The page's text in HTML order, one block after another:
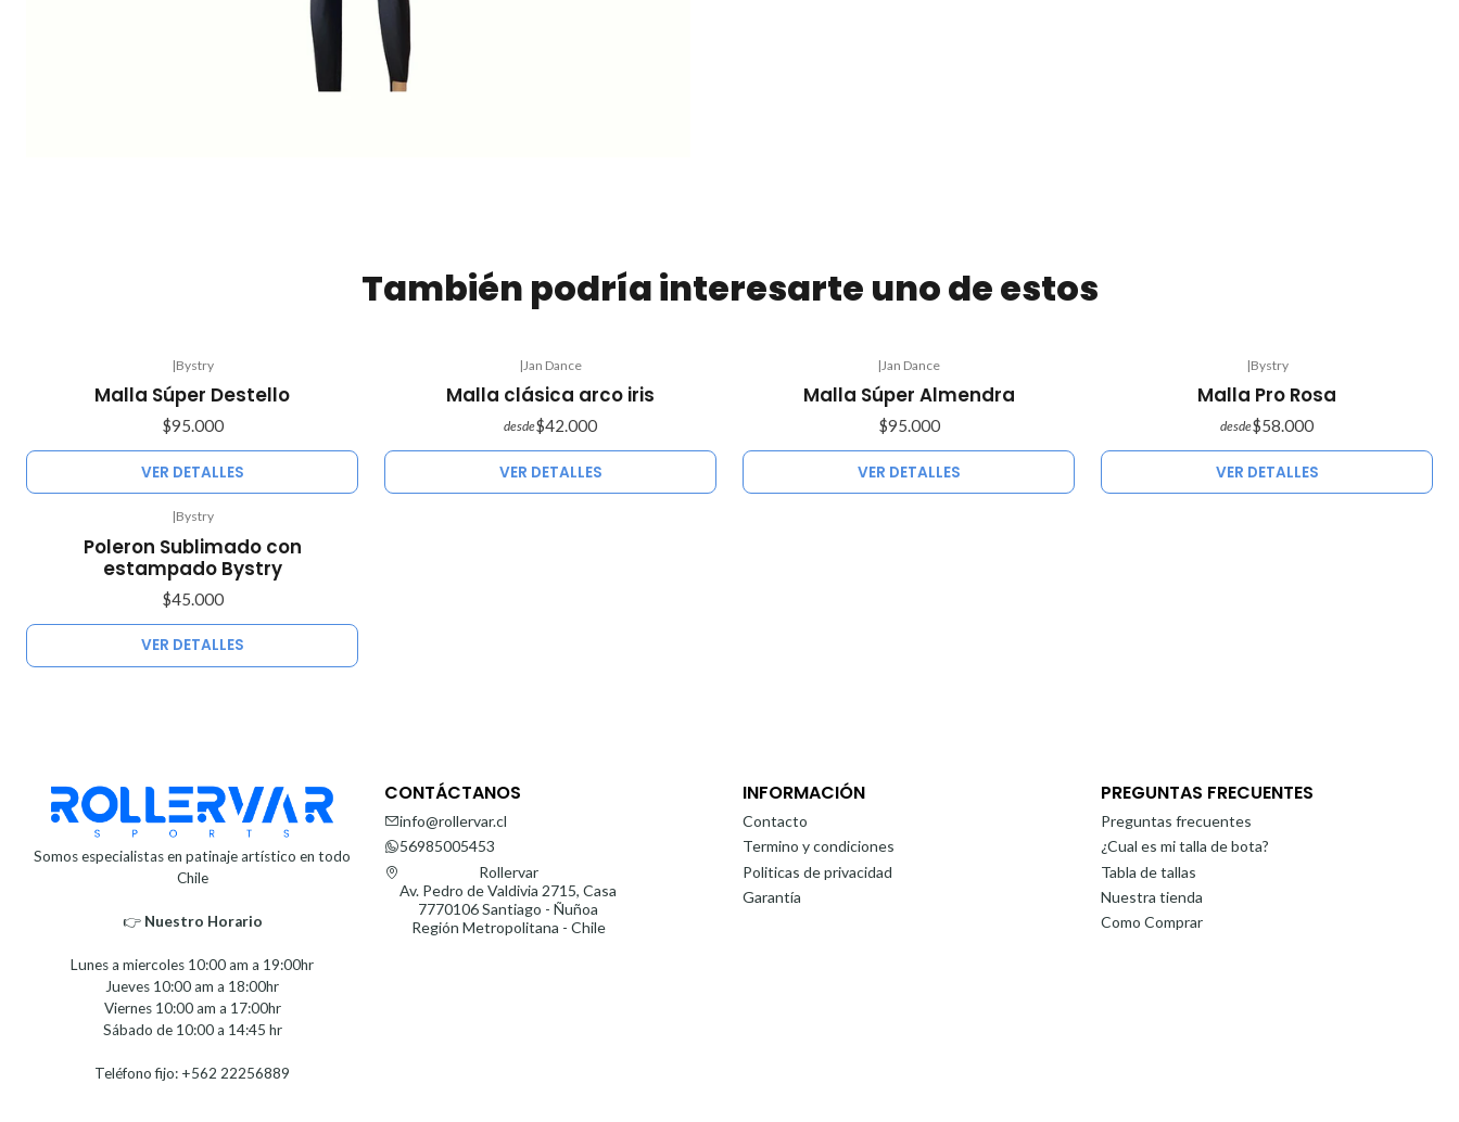
También podría interesarte uno de estos
|Bystry
Malla Súper Destello
$95.000
VER DETALLES
|Jan Dance
Malla clásica arco iris
desde$42.000
VER DETALLES
|Jan Dance
Malla Súper Almendra
$95.000
VER DETALLES
|Bystry
Malla Pro Rosa
desde$58.000
VER DETALLES
|Bystry
Poleron Sublimado con
estampado Bystry
$45.000
VER DETALLES
Somos especialistas en patinaje artístico en todo
Chile
👉 Nuestro Horario⁣⁣
Lunes a miercoles 10:00 am a 19:00hr
Jueves 10:00 am a 18:00hr
Viernes 10:00 am a 17:00hr
Sábado de 10:00 a 14:45 hr
Teléfono fijo: +562 22256889
CONTÁCTANOS
info@rollervar.cl
56985005453
Rollervar
Av. Pedro de Valdivia 2715, Casa
7770106 Santiago - Ñuñoa
Región Metropolitana - Chile
INFORMACIÓN
Contacto
Termino y condiciones
Politicas de privacidad
Garantía
PREGUNTAS FRECUENTES
Preguntas frecuentes
¿Cual es mi talla de bota?
Tabla de tallas
Nuestra tienda
Como Comprar